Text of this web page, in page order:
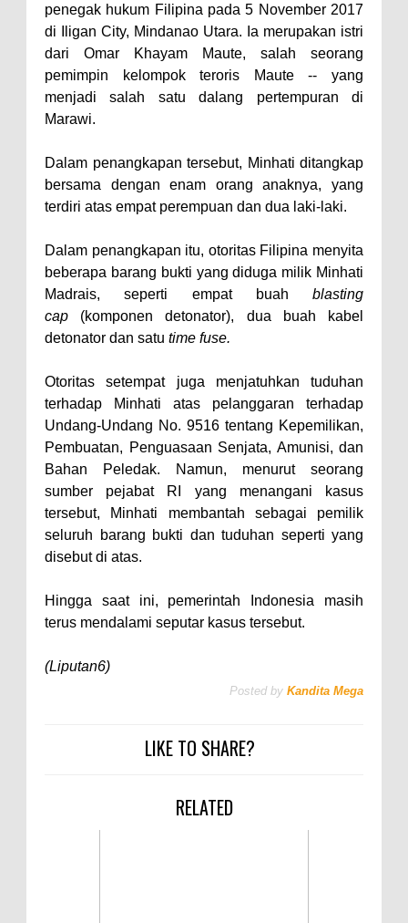
penegak hukum Filipina pada 5 November 2017
di Iligan City, Mindanao Utara. Ia merupakan istri
dari Omar Khayam Maute, salah seorang
pemimpin kelompok teroris Maute -- yang
menjadi salah satu dalang pertempuran di
Marawi.
Dalam penangkapan tersebut, Minhati ditangkap
bersama dengan enam orang anaknya, yang
terdiri atas empat perempuan dan dua laki-laki.
Dalam penangkapan itu, otoritas Filipina menyita
beberapa barang bukti yang diduga milik Minhati
Madrais, seperti empat buah blasting
cap (komponen detonator), dua buah kabel
detonator dan satu time fuse.
Otoritas setempat juga menjatuhkan tuduhan
terhadap Minhati atas pelanggaran terhadap
Undang-Undang No. 9516 tentang Kepemilikan,
Pembuatan, Penguasaan Senjata, Amunisi, dan
Bahan Peledak. Namun, menurut seorang
sumber pejabat RI yang menangani kasus
tersebut, Minhati membantah sebagai pemilik
seluruh barang bukti dan tuduhan seperti yang
disebut di atas.
Hingga saat ini, pemerintah Indonesia masih
terus mendalami seputar kasus tersebut.
(Liputan6)
Posted by Kandita Mega
LIKE TO SHARE?
RELATED